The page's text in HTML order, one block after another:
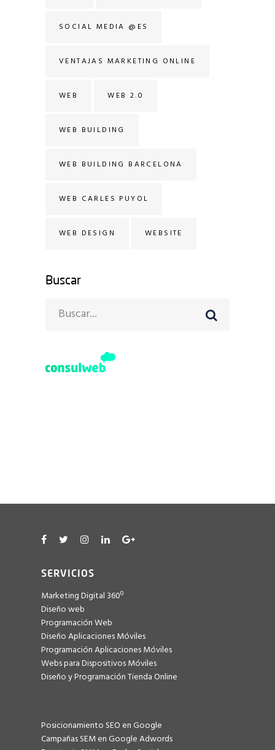
SOCIAL MEDIA @ES
VENTAJAS MARKETING ONLINE
WEB WEB 2.0
WEB BUILDING
WEB BUILDING BARCELONA
WEB CARLES PUYOL
WEB DESIGN WEBSITE
Buscar
Search
for:
SERVICIOS
Marketing Digital 360º
Diseño web
Programación Web
Diseño Aplicaciones Móviles
Programación Aplicaciones Móviles
Webs para Dispositivos Móviles
Diseño y Programación Tienda Online
Posicionamiento SEO en Google
Campañas SEM en Google Adwords